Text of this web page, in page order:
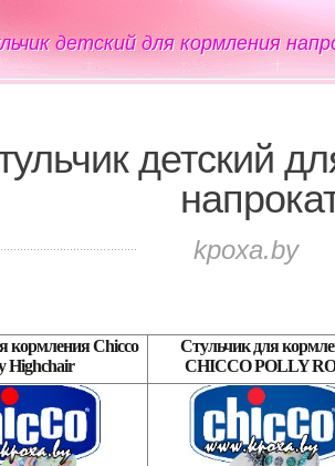
детский для кормления
детский
kpoxa.by
кормления Chicco
Highchair
Cтульчик для
CHICCO POLLY